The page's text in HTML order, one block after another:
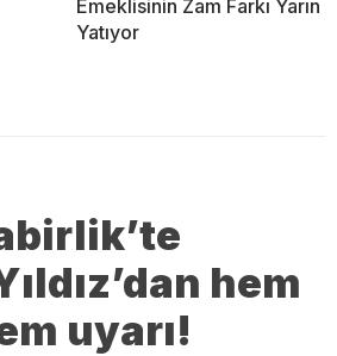
Emeklisinin Zam Farkı Yarın
Yatıyor
hem
uyarı!